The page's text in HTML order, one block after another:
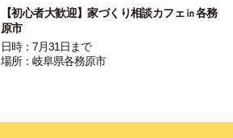
【初心者大歓迎】家づくり相談カフェ㏌各務
原市
日時：7月31日まで
場所：岐阜県各務原市